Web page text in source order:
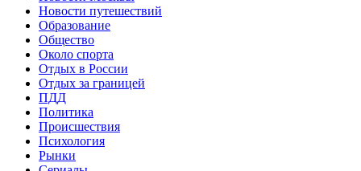
Новости путешествий
Образование
Общество
Около спорта
Отдых в России
Отдых за границей
ПДД
Политика
Происшествия
Психология
Рынки